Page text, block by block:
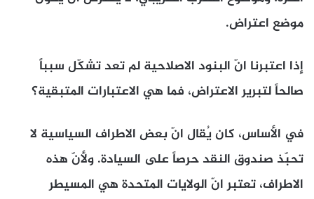
موضع اعتراض.
إذا اعتبرنا انّ البنود الاصلاحية لم تعد تشكّل سبباً
صالحاً لتبرير الاعتراض، فما هي الاعتبارات المتبقية؟
في الأساس، كان يُقال انّ بعض الاطراف السياسية لا
تحبّذ صندوق النقد حرصاً على السيادة. ولأنّ هذه
الاطراف، تعتبر انّ الولايات المتحدة هي المسيطر